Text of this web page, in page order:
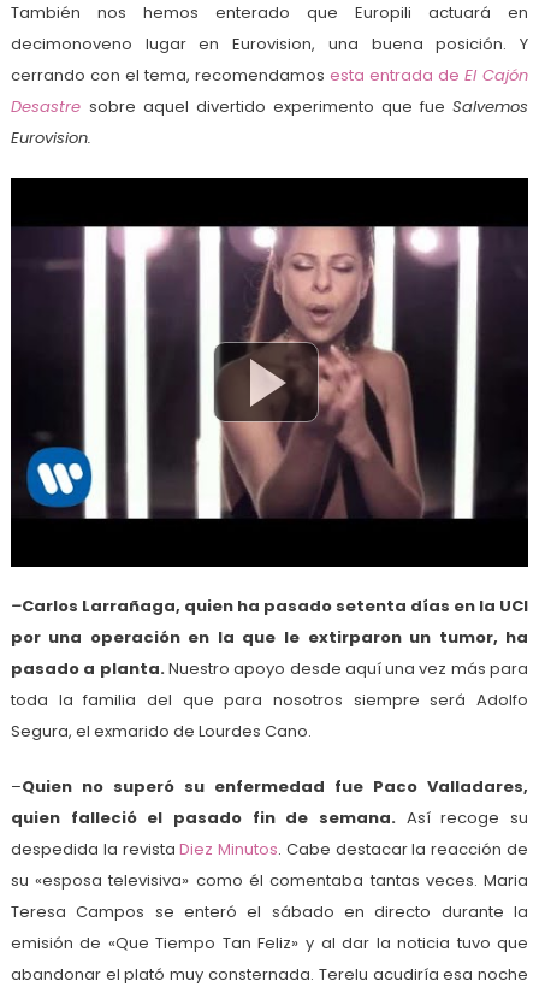
También nos hemos enterado que Europili actuará en
decimonoveno lugar en Eurovision, una buena posición. Y
cerrando con el tema, recomendamosesta entrada deEl Cajón
Desastre sobre aquel divertido experimento que fueSalvemos
Eurovision.
–Carlos Larrañaga, quien ha pasado setenta días en la UCI
por una operación en la que le extirparon un tumor, ha
pasado a planta.Nuestro apoyo desde aquí una vez más para
toda la familia del que para nosotros siempre será Adolfo
Segura, el exmarido de Lourdes Cano.
–Quien no superó su enfermedad fue Paco Valladares,
quien falleció el pasado fin de semana. Así recoge su
despedida la revistaDiez Minutos. Cabe destacar la reacción de
su «esposa televisiva» como él comentaba tantas veces. Maria
Teresa Campos se enteró el sábado en directo durante la
emisión de «Que Tiempo Tan Feliz» y al dar la noticia tuvo que
abandonar el plató muy consternada. Terelu acudiría esa noche